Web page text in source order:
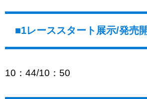
■1レーススタート展示/発売
10：44/10：50